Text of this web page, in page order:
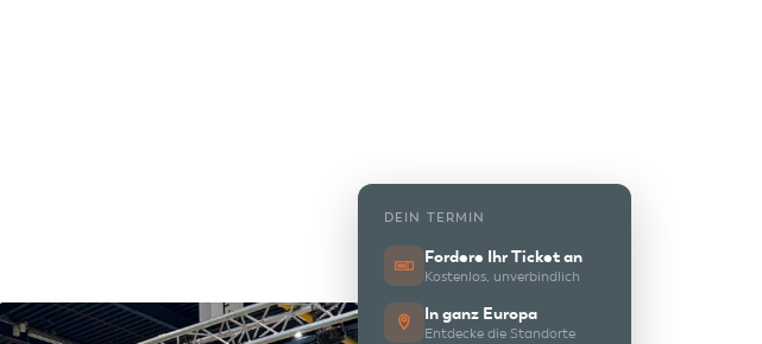
DEIN TERMIN
Fordere Ihr Ticket an
Kostenlos, unverbindlich
In ganz Europa
Entdecke die Standorte